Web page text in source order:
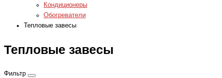
Кондиционеры
Обогреватели
Тепловые завесы
Тепловые завесы
Фильтр